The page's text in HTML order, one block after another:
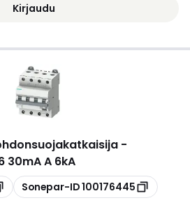
Kirjaudu
-
30mA A 6kA
Kopioi
Sonepar-ID100176445